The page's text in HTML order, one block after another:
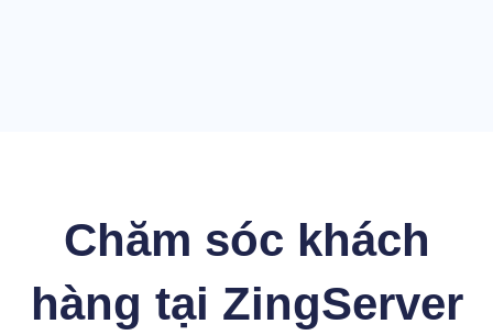
Chăm sóc khách
hàng tại ZingServer